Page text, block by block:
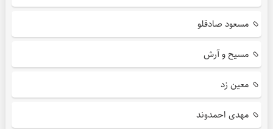
مسعود صادقلو
مسیح و آرش
معین زد
مهدی احمدوند